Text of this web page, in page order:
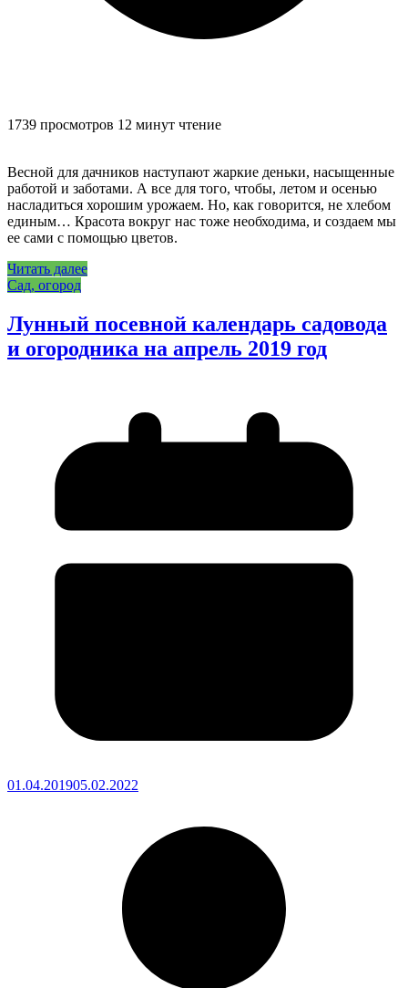
1739 просмотров 12 минут чтение
Весной для дачников наступают жаркие деньки, насыщенные
работой и заботами. А все для того, чтобы, летом и осенью
насладиться хорошим урожаем. Но, как говорится, не хлебом
единым… Красота вокруг нас тоже необходима, и создаем мы
ее сами с помощью цветов.
Читать далее
Сад, огород
Лунный посевной календарь садовода
и огородника на апрель 2019 год
01.04.201905.02.2022